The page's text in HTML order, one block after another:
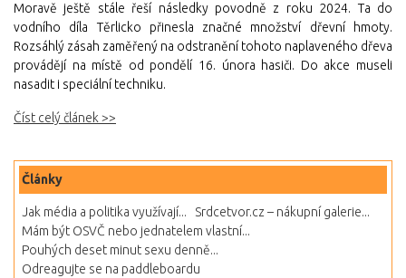
Moravě ještě stále řeší následky povodně z roku 2024. Ta do
vodního díla Těrlicko přinesla značné množství dřevní hmoty.
Rozsáhlý zásah zaměřený na odstranění tohoto naplaveného dřeva
provádějí na místě od pondělí 16. února hasiči. Do akce museli
nasadit i speciální techniku.
Číst celý článek >>
Články
Jak média a politika využívají...
Srdcetvor.cz – nákupní galerie...
Mám být OSVČ nebo jednatelem vlastní...
Pouhých deset minut sexu denně...
Odreagujte se na paddleboardu